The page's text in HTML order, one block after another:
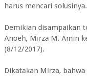
harus mencari solusinya.
Demikian disampaikan
Anoeh, Mirza M. Amin
(8/12/2017).
Dikatakan Mirza,